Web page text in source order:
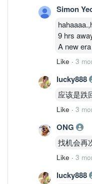
Simon
9 hrs
A new
Like · 3
lucky888
应该是跌
Like · 3
ONG
找机会再
Like · 3
lucky888